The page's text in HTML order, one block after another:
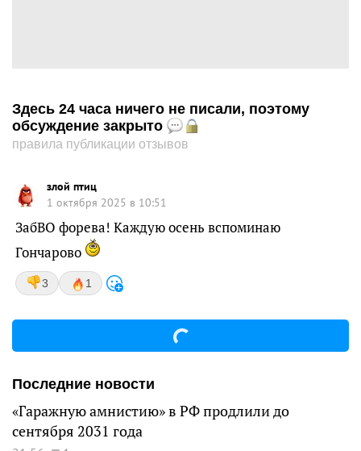
Здесь 24 часа ничего не писали, поэтому
обсуждение закрыто
правила публикации отзывов
злой птиц
1 октября 2025 в 10:51
ЗабВО форева! Каждую осень вспоминаю
Гончарово
3 1
Последние новости
«Гаражную амнистию» в РФ продлили до
сентября 2031 года